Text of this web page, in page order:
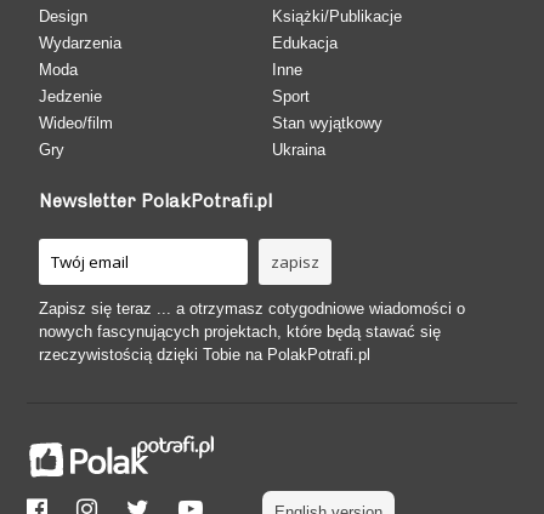
Design
Wydarzenia
Moda
Jedzenie
Wideo/film
Gry
Książki/Publikacje
Edukacja
Inne
Sport
Stan wyjątkowy
Ukraina
Newsletter PolakPotrafi.pl
Zapisz się teraz ... a otrzymasz cotygodniowe wiadomości o
nowych fascynujących projektach, które będą stawać się
rzeczywistością dzięki Tobie na PolakPotrafi.pl